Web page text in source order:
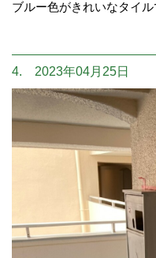
ブルー色がきれいなタイ
4. 2023年04月25日